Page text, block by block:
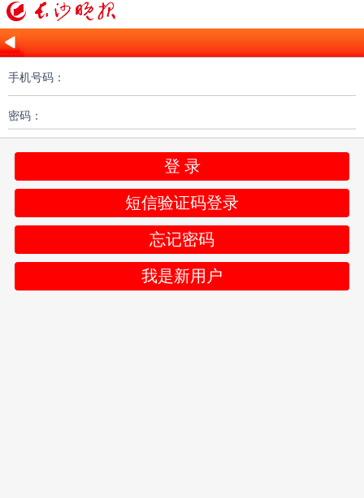
手机号码：
密码：
登 录
短信验证码登录
忘记密码
我是新用户